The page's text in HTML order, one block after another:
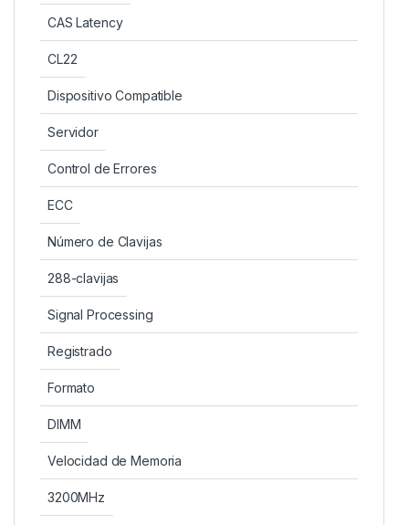
CAS Latency
CL22
Dispositivo Compatible
Servidor
Control de Errores
ECC
Número de Clavijas
288-clavijas
Signal Processing
Registrado
Formato
DIMM
Velocidad de Memoria
3200MHz